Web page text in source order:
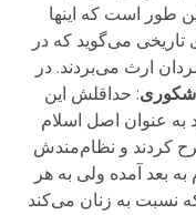
طور است که اینها
می‌گوید که در
ارث می‌بردند. در
: حداقلش این
به عنوان اصل اسلام
کردند و نظام‌مندش
بعد آمده ولی به هر
نسبت به زنان می‌کند